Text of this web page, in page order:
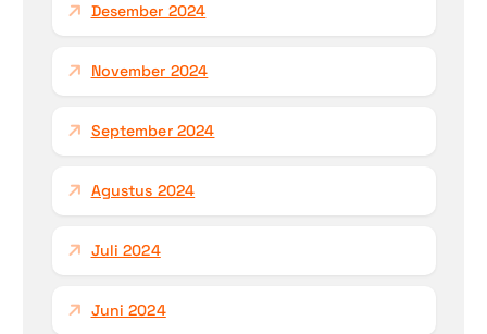
Desember 2024
November 2024
September 2024
Agustus 2024
Juli 2024
Juni 2024